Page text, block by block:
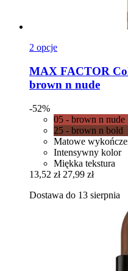
2 opcje
MAX FACTOR
brown n nude
-52%
05 - brown n nude
25 - brown n bold
Matowe
Intensywny kolor
Miękka tekstura
13,52 zł 27,99 zł
Dostawa do 13 sierpnia